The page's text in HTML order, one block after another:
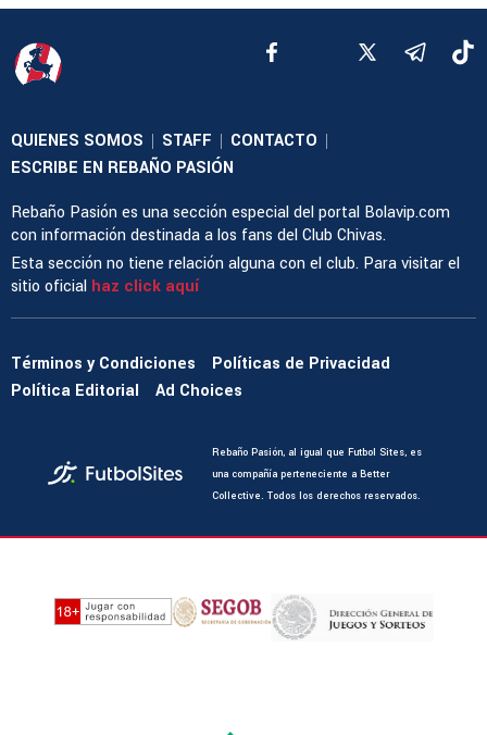
QUIENES SOMOS | STAFF | CONTACTO |
ESCRIBE EN REBAÑO PASIÓN
Rebaño Pasión es una sección especial del portal Bolavip.com
con información destinada a los fans del Club Chivas.
Esta sección no tiene relación alguna con el club. Para visitar el
sitio oficial haz click aquí
Términos y Condiciones
Políticas de Privacidad
Política Editorial
Ad Choices
Rebaño Pasión, al igual que Futbol Sites, es
una compañía perteneciente a Better
Collective. Todos los derechos reservados.